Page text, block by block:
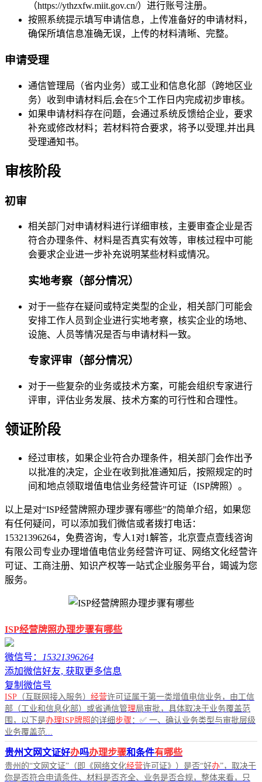
（https://ythzxfw.miit.gov.cn/）进行账号注册。
按照系统提示填写申请信息，上传准备好的申请材料，
确保所填信息准确无误，上传的材料清晰、完整。
申请受理
通信管理局（省内业务）或工业和信息化部（跨地区业
务）收到申请材料后,会在5个工作日内完成初步审核。
如果申请材料存在问题，会通过系统反馈给企业，要求
补充或修改材料；若材料符合要求，将予以受理,并出具
受理通知书。
审核阶段
初审
相关部门对申请材料进行详细审核，主要审查企业是否
符合办理条件、材料是否真实有效等，审核过程中可能
会要求企业进一步补充说明某些材料或情况。
实地考察（部分情况）
对于一些存在疑问或特定类型的企业，相关部门可能会
安排工作人员到企业进行实地考察，核实企业的场地、
设施、人员等情况是否与申请材料一致。
专家评审（部分情况）
对于一些复杂的业务或技术方案，可能会组织专家进行
评审，评估业务发展、技术方案的可行性和合理性。
领证阶段
经过审核，如果企业符合办理条件，相关部门会作出予
以批准的决定，企业在收到批准通知后，按照规定的时
间和地点领取增值电信业务经营许可证（ISP牌照）。
以上是对“ISP经营牌照办理步骤有哪些”的简单介绍，如果您
有任何疑问，可以添加我们微信或者拨打电话：
15321396264，免费咨询，专人1对1解答，北京壹点壹线咨询
有限公司专业办理增值电信业务经营许可证、网络文化经营许
可证、工商注册、知识产权等一站式企业服务平台，竭诚为您
服务。
ISP经营牌照办理步骤有哪些
微信号：
15321396264
添加微信好友, 获取更多信息
复制微信号
ISP （互联网接入服务） 经营许可证属于第一类增值电信业务，由工信
部（工业和信息化部）或省通信管理局审批，具体取决于业务覆盖范
围，以下是办理ISP牌照的详细步骤 ：✅ 一、确认业务类型与审批层级
业务覆盖范...
贵州文网文证好办吗办理步骤和条件有哪些
贵州的“文网文证”（即《网络文化经营许可证》）是否“好办”，取决于
你是否符合申请条件、材料是否齐全、业务是否合规，整体来看，只